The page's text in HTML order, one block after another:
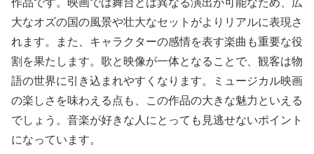
作品です。映画では舞台とは異なる演出が可能なため、広
大なオズの国の風景や壮大なセットがよりリアルに表現さ
れます。また、キャラクターの感情を表す楽曲も重要な役
割を果たします。歌と映像が一体となることで、観客は物
語の世界に引き込まれやすくなります。ミュージカル映画
の楽しさを味わえる点も、この作品の大きな魅力といえる
でしょう。音楽が好きな人にとっても見逃せないポイント
になっています。